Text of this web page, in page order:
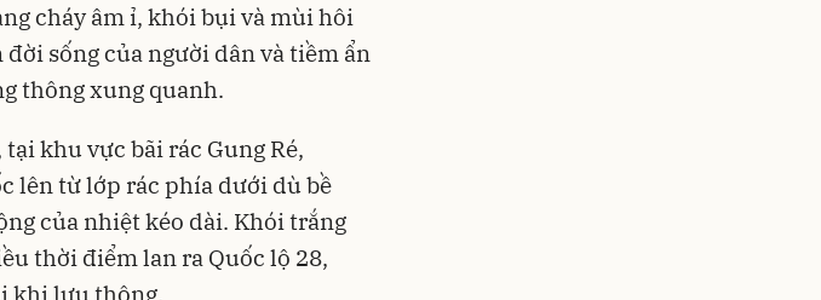
cháy âm ỉ, khói bụi và mùi hôi
sống của người dân và tiềm ẩn
thông xung quanh.
khu vực bãi rác Gung Ré,
lên từ lớp rác phía dưới dù bề
của nhiệt kéo dài. Khói trắng
thời điểm lan ra Quốc lộ 28,